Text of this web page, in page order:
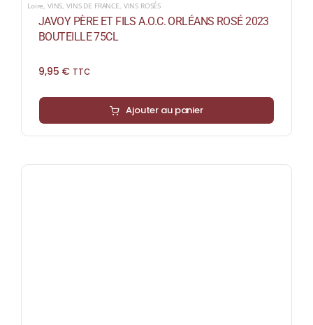
Loire, VINS,VINS DE FRANCE, VINS ROSÉS
JAVOY PÈRE ET FILS A.O.C. ORLÉANS ROSÉ 2023
BOUTEILLE 75CL
9,95 € TTC
Ajouter au panier